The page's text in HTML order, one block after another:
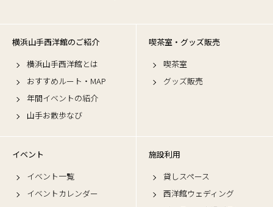
横浜山手西洋館のご紹介
横浜山手西洋館とは
おすすめルート・MAP
年間イベントの紹介
山手お散歩なび
喫茶室・グッズ販売
喫茶室
グッズ販売
イベント
イベント一覧
イベントカレンダー
施設利用
貸しスペース
西洋館ウェディング